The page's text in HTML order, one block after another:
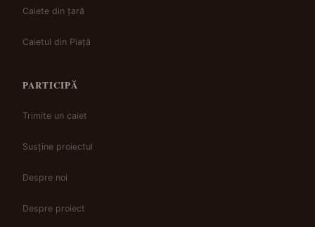
Caiete din țară
Caietul din Piață
PARTICIPĂ
Trimite un caiet
Susține proiectul
Despre noi
Despre proiect